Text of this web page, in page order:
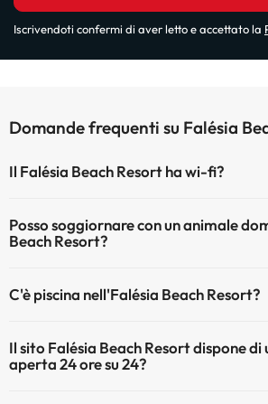
Iscrivendoti confermi di aver letto e accettato la
Domande frequenti su Falésia
Il Falésia Beach Resort ha wi-fi?
Posso soggiornare con un animale
Beach Resort?
C'è piscina nell'Falésia Beach Resort?
Qui potete trovare maggiori informazioni sulla
installazioni.
Il sito Falésia Beach Resort dispone
aperta 24 ore su 24?